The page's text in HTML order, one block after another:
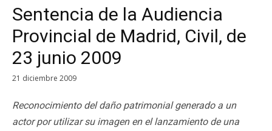
Sentencia de la Audiencia
Provincial de Madrid, Civil, de
23 junio 2009
21 diciembre 2009
Reconocimiento del daño patrimonial generado a un
actor por utilizar su imagen en el lanzamiento de una